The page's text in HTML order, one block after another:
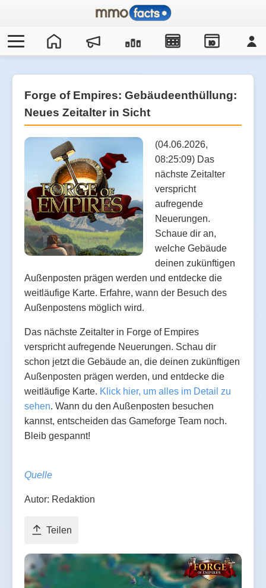
IO
Forge of Empires: Gebäudeenthüllung:
Neues Zeitalter in Sicht
(04.06.2026,
08:25:09) Das
nächste Zeitalter
verspricht
aufregende
Neuerungen.
Schaue dir an,
welche Gebäude
deinen zukünftigen
Außenposten prägen werden und entdecke die
weitläufige Karte. Erfahre, wann der Besuch des
Außenpostens möglich wird.
Das nächste Zeitalter in Forge of Empires
verspricht aufregende Neuerungen. Schau dir
schon jetzt die Gebäude an, die deinen zukünftigen
Außenposten prägen werden, und entdecke die
weitläufige Karte. Klick hier, um alles im Detail zu
sehen. Wann du den Außenposten besuchen
kannst, entscheiden das Gameforge Team noch.
Bleib gespannt!
Quelle
Autor: Redaktion
Teilen